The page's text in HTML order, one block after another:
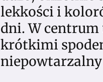
lekkości i
dni. W
krótkimi